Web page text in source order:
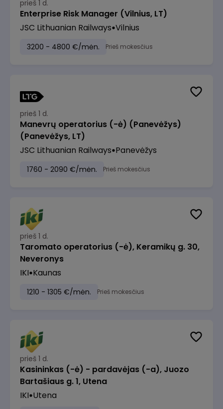
prieš 1 d.
Enterprise Risk Manager (Vilnius, LT)
JSC Lithuanian Railways Vilnius
3200 - 4800 €/mėn. Prieš mokesčius
prieš 1 d.
Manevrų operatorius (-ė) (Panevėžys)
(Panevėžys, LT)
JSC Lithuanian Railways Panevėžys
1760 - 2090 €/mėn. Prieš mokesčius
prieš 1 d.
Taromato operatorius (-ė), Keramikų g. 30,
Neveronys
IKI Kaunas
1210 - 1305 €/mėn. Prieš mokesčius
prieš 1 d.
Kasininkas (-ė) - pardavėjas (-a), Juozo
Bartašiaus g. 1, Utena
IKI Utena